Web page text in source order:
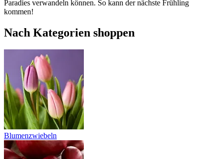
Paradies verwandeln können. So kann der nächste Frühling
kommen!
Nach Kategorien shoppen
Blumenzwiebeln